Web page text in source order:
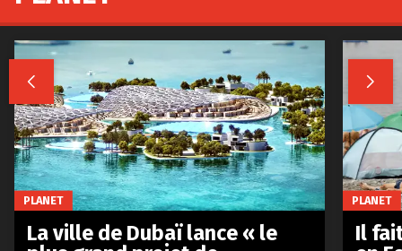
 
PLANET
La ville de Dubaï lance « le
PLANET
Il